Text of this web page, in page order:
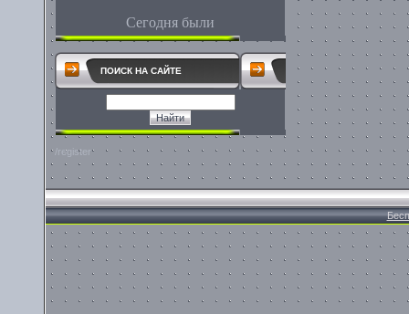
Сегодня были
ПОИСК НА САЙТЕ
/register